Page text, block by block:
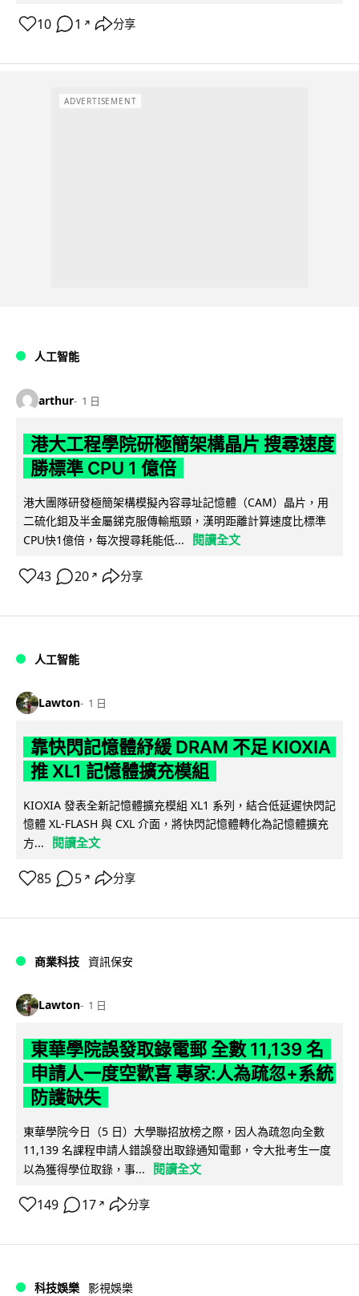
10 1 ↗ 分享
ADVERTISEMENT
人工智能
arthur 1 日
港大工程學院研極簡架構晶片 搜尋速度
勝標準 CPU 1 億倍
港大團隊研發極簡架構模擬內容尋址記憶體（CAM）晶片，用
二硫化鉬及半金屬銻克服傳輸瓶頸，漢明距離計算速度比標準
CPU快1億倍，每次搜尋耗能低...
閱讀全文
43 20 ↗ 分享
人工智能
Lawton 1 日
靠快閃記憶體紓緩 DRAM 不足 KIOXIA
推 XL1 記憶體擴充模組
KIOXIA 發表全新記憶體擴充模組 XL1 系列，結合低延遲快閃記
憶體 XL-FLASH 與 CXL 介面，將快閃記憶體轉化為記憶體擴充
方...
閱讀全文
85 5 ↗ 分享
商業科技 資訊保安
Lawton 1 日
東華學院誤發取錄電郵 全數 11,139 名
申請人一度空歡喜 專家:人為疏忽+系統
防護缺失
東華學院今日（5 日）大學聯招放榜之際，因人為疏忽向全數
11,139 名課程申請人錯誤發出取錄通知電郵，令大批考生一度
以為獲得學位取錄，事...
閱讀全文
149 17 ↗ 分享
科技娛樂 影視娛樂